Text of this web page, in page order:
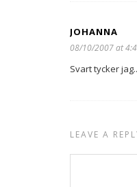
JOHANNA
08/10/2007 at
Svart tycker
LEAVE A